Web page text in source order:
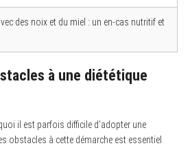
des noix et du miel : un en-cas nutritif et
à une diététique
il est parfois difficile d’adopter une
obstacles à cette démarche est essentiel